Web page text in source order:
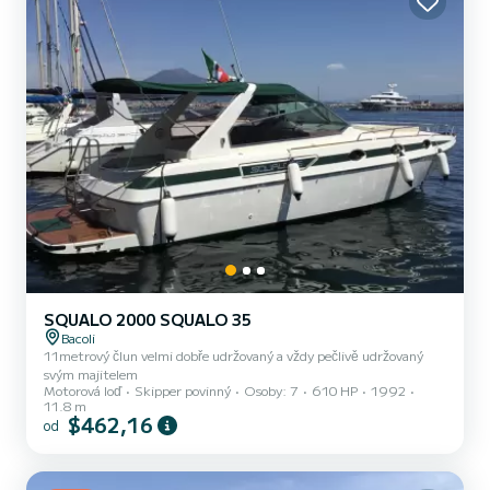
SQUALO 2000 SQUALO 35
Bacoli
11metrový člun velmi dobře udržovaný a vždy pečlivě udržovaný
svým majitelem
Motorová loď
Skipper povinný Osoby: 7 610 HP
1992
11.8 m
od $462,16